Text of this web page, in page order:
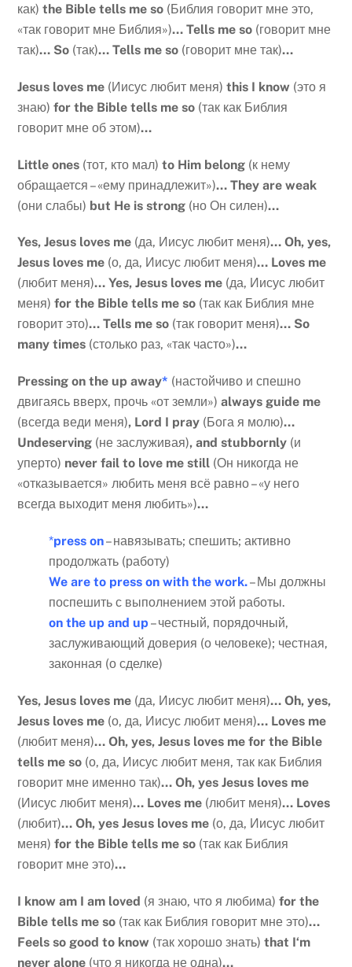
как)the Bible tells me so (Библия говорит мне это,
«так говорит мне Библия»)…Tells me so (говорит мне
так)… So (так)…Tells me so (говорит мне так)…
Jesus loves me (Иисус любит меня)this I know (это я
знаю)for the Bible tells me so (так как Библия
говорит мне об этом)…
Little ones (тот, кто мал)to Him belong (к нему
обращается – «ему принадлежит»)…They are weak
(они слабы) but He is strong (но Он силен)…
Yes,Jesus loves me (да, Иисус любит меня)…Oh,yes,
Jesus loves me (о, да, Иисус любит меня)… Loves me
(любит меня)…Yes,Jesus loves me (да, Иисус любит
меня)for the Bible tells me so (так как Библия мне
говорит это)…Tells me so (так говорит меня)… So
many times (столько раз, «так часто»)…
Pressing on the up away* (настойчиво и спешно
двигаясь вверх, прочь «от земли»)always guide me
(всегда веди меня), Lord I pray (Бога я молю)…
Undeserving (не заслуживая),and stubbornly (и
уперто) never fail to love me still (Он никогда не
«отказывается» любить меня всё равно – «у него
всегда выходит меня любить»)…
*press on– навязывать; спешить; активно
продолжать (работу)
We are to press on with the work.– Мы должны
поспешить с выполнением этой работы.
on the up and up – честный, порядочный,
заслуживающий доверия (о человеке); честная,
законная (о сделке)
Yes,Jesus loves me (да, Иисус любит меня)…Oh,yes,
Jesus loves me (о, да, Иисус любит меня)… Loves me
(любит меня)…Oh,yes,Jesus loves me for the Bible
tells me so (о, да, Иисус любит меня, так как Библия
говорит мне именно так)…Oh, yes Jesus loves me
(Иисус любит меня)… Loves me (любит меня)… Loves
(любит)… Oh,yes Jesus loves me (о, да, Иисус любит
меня)for the Bible tells me so (так как Библия
говорит мне это)…
I know am I am loved (я знаю, что я любима)for the
Bible tells me so (так как Библия говорит мне это)…
Feels so good to know (так хорошо знать)that I‘m
never alone (что я никогда не одна)…